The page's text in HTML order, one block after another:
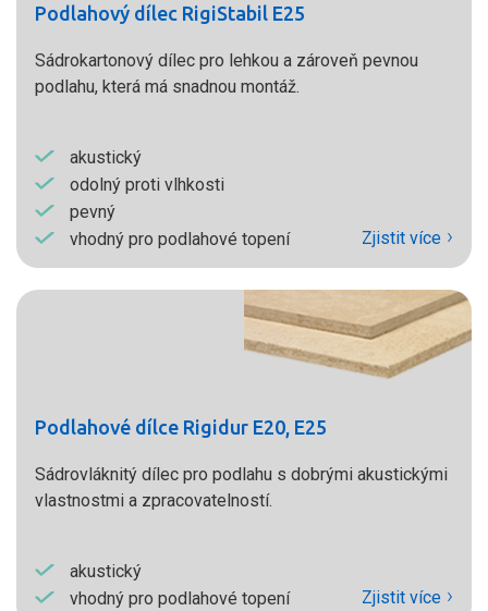
Podlahový dílec RigiStabil E25
Sádrokartonový dílec pro lehkou a zároveň pevnou
podlahu, která má snadnou montáž.
akustický
odolný proti vlhkosti
pevný
vhodný pro podlahové topení
Zjistit více
Podlahové dílce Rigidur E20, E25
Sádrovláknitý dílec pro podlahu s dobrými akustickými
vlastnostmi a zpracovatelností.
akustický
vhodný pro podlahové topení
Zjistit více